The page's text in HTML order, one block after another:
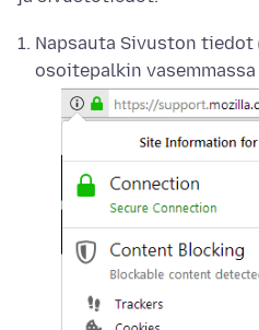
Napsauta Sivuston tiedot
osoitepalkin vasemmassa